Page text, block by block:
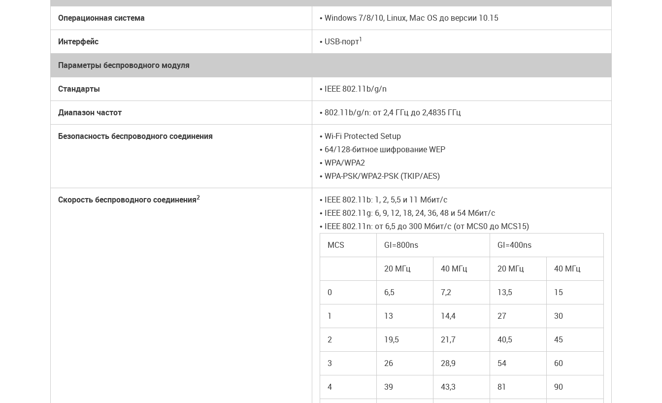
Операционная система • Windows 7/8/10, Linux, Mac OS до версии 10.15
Интерфейс • USB-порт1
Параметры беспроводного модуля
Стандарты • IEEE 802.11b/g/n
Диапазон частот • 802.11b/g/n: от 2,4 ГГц до 2,4835 ГГц
Безопасность беспроводного соединения
• Wi-Fi Protected Setup
• 64/128-битное шифрование WEP
• WPA/WPA2
• WPA-PSK/WPA2-PSK (TKIP/AES)
Скорость беспроводного соединения2
• IEEE 802.11b: 1, 2, 5,5 и 11 Мбит/с
• IEEE 802.11g: 6, 9, 12, 18, 24, 36, 48 и 54 Мбит/с
• IEEE 802.11n: от 6,5 до 300 Мбит/с (от MCS0 до MCS15)
MCS
GI=800ns GI=400ns
20 МГц 40 МГц 20 МГц 40 МГц
0 6,5 7,2 13,5 15
1 13 14,4 27 30
2 19,5 21,7 40,5 45
3 26 28,9 54 60
4 39 43,3 81 90